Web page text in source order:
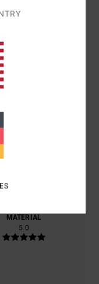
DIESES PRODUKT
MATERIAL
5.0